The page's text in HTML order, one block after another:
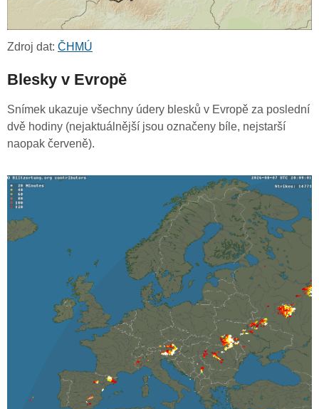
Zdroj dat: ČHMÚ
Blesky v Evropě
Snímek ukazuje všechny údery blesků v Evropě za poslední
dvě hodiny (nejaktuálnější jsou označeny bíle, nejstarší
naopak červeně).